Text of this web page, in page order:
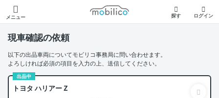
メニュー
モビリコ
探す ログイン
現車確認の依頼
以下の出品車両についてモビリコ事務局に問い合わせます。
よろしければ必須の項目を入力の上、送信してください。
出品中
トヨタ ハリアー Z